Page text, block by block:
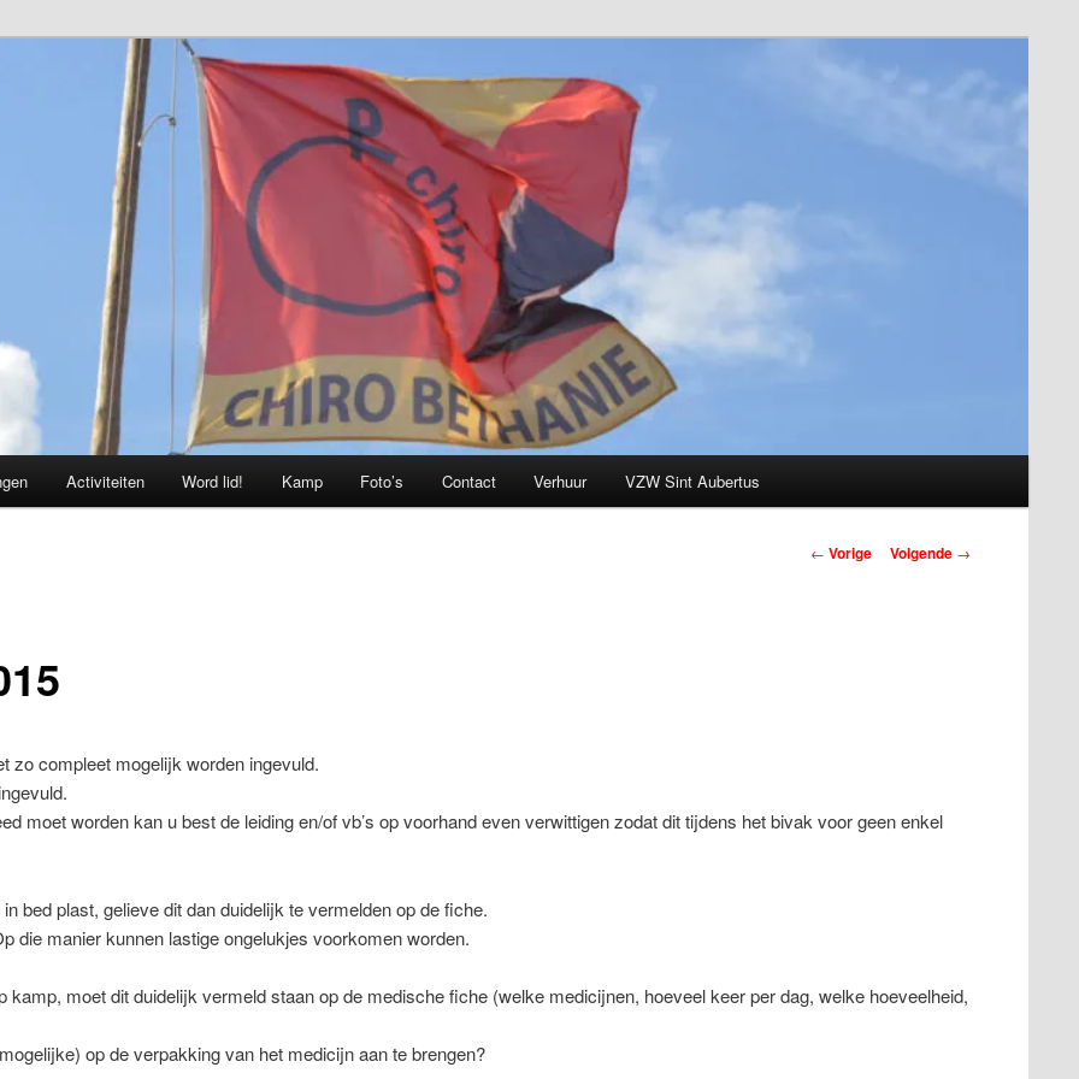
Activiteiten Word lid! Kamp Foto’s Contact Verhuur VZW Sint Aubertus
Berichtnavigatie
← Vorige Volgende →
zo compleet mogelijk worden ingevuld.
moet worden kan u best de leiding en/of vb’s op voorhand even verwittigen zodat dit tijdens het bivak voor geen enkel
bed plast, gelieve dit dan duidelijk te vermelden op de fiche.
die manier kunnen lastige ongelukjes voorkomen worden.
kamp, moet dit duidelijk vermeld staan op de medische fiche (welke medicijnen, hoeveel keer per dag, welke hoeveelheid,
op de verpakking van het medicijn aan te brengen?